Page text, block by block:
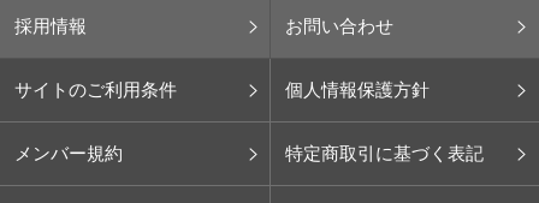
採用情報 お問い合わせ
サイトのご利用条件 個人情報保護方針
メンバー規約 特定商取引に基づく表記